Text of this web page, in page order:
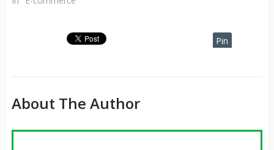
Pin
About The Author